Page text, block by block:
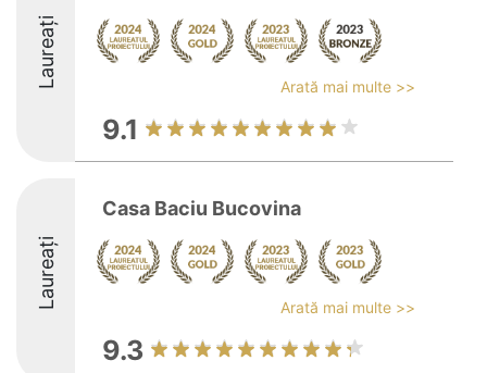
Laureați Arată mai multe >>
9.1
Laureați
Casa Baciu Bucovina
Arată mai multe >>
9.3